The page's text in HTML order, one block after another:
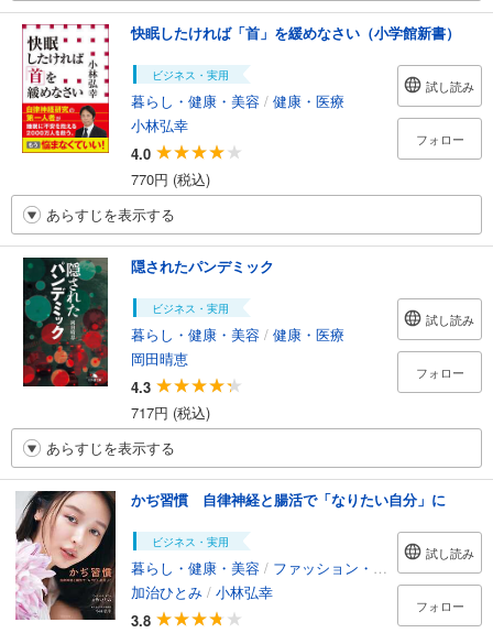
快眠したければ「首」を緩めなさい（小学館新書）
ビジネス・実用
暮らし・健康・美容 / 健康・医療
小林弘幸
4.0
770円 (税込)
試し読み
フォロー
あらすじを表示する
隠されたパンデミック
ビジネス・実用
暮らし・健康・美容 / 健康・医療
岡田晴恵
4.3
717円 (税込)
試し読み
フォロー
あらすじを表示する
かぢ習慣 自律神経と腸活で「なりたい自分」に
ビジネス・実用
暮らし・健康・美容 / ファッション・美容
加治ひとみ / 小林弘幸
3.8
試し読み
フォロー